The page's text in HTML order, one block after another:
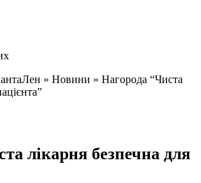
» Новини » Нагорода “Чиста
лікарня безпечна для